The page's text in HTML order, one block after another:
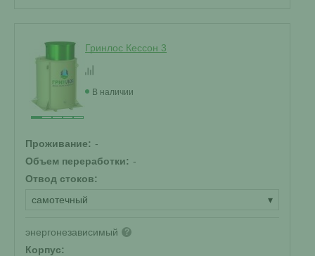
Гринлос Кессон 3
В наличии
Проживание: -
Объем переработки: -
Отвод стоков:
самотечный
▾
энергонезависимый ?
Корпус: